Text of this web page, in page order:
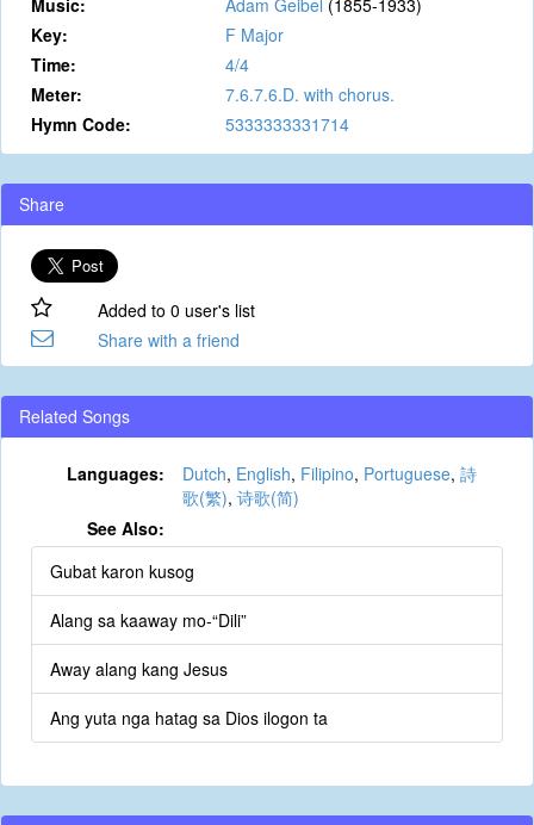
Music: Adam Geibel (1855-1933)
Key:
F Major
Time:
4/4
Meter:
7.6.7.6.D. with chorus.
Hymn Code:
5333333331714
Share
Added to 0 user's list
Share with a friend
Related Songs
Languages: Dutch, English, Filipino, Portuguese, 詩
歌(繁), 诗歌(简)
See Also:
Gubat karon kusog
Alang sa kaaway mo-“Dili”
Away alang kang Jesus
Ang yuta nga hatag sa Dios ilogon ta